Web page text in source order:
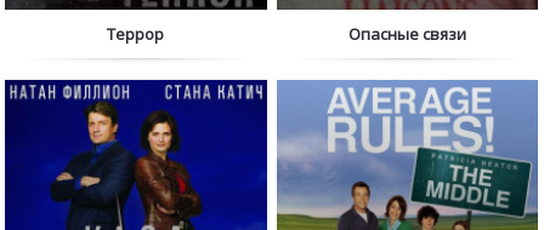
Террор Опасные связи